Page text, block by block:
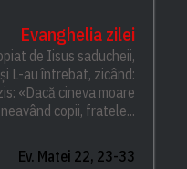
Evanghelia zilei
de Iisus saducheii,
L-au întrebat, zicând:
«Dacă cineva moare
neavând copii, fratele...
Ev. Matei 22, 23-33